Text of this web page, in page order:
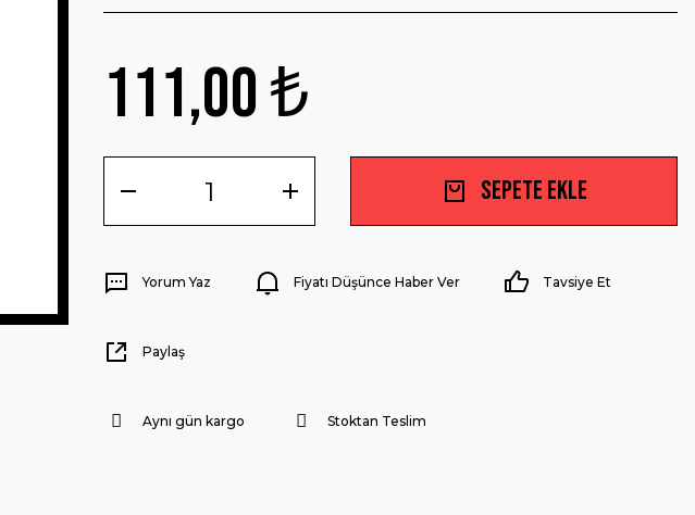
111,00 ₺
Sepete Ekle
Yorum Yaz Fiyatı Düşünce Haber Ver Tavsiye Et
Paylaş
Aynı gün kargo Stoktan Teslim